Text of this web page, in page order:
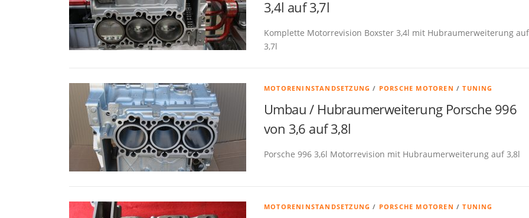
3,4l auf 3,7l
Komplette Motorrevision Boxster 3,4l mit Hubraumerweiterung auf
3,7l
MOTORENINSTANDSETZUNG / PORSCHE MOTOREN /TUNING
Umbau / Hubraumerweiterung Porsche 996
von 3,6 auf 3,8l
Porsche 996 3,6l Motorrevision mit Hubraumerweiterung auf 3,8l
MOTORENINSTANDSETZUNG / PORSCHE MOTOREN /TUNING